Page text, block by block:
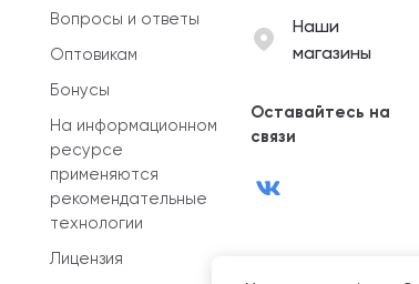
Вопросы и ответы
Оптовикам
Бонусы
На информационном
ресурсе
применяются
рекомендательные
технологии
Лицензия
Наши
магазины
Оставайтесь на
связи